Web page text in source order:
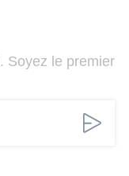
Soyez le premier